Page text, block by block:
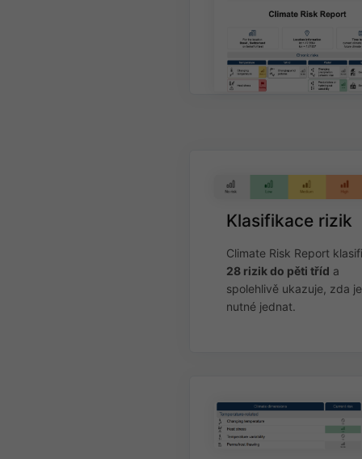
Klasifikace rizik
Climate Risk Report
28 rizik do pěti tříd a
spolehlivě ukazuje, zda je
nutné jednat.